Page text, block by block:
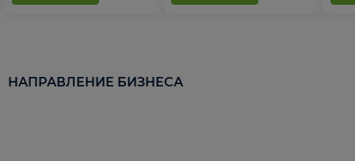
НАПРАВЛЕНИЕ БИЗНЕСА